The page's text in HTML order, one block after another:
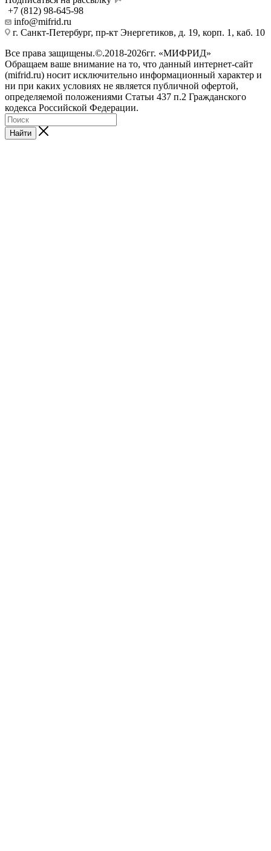
+7 (812) 98-645-98
info@mifrid.ru
г. Санкт-Петербург, пр-кт Энергетиков, д. 19, корп. 1, каб. 10
Все права защищены.©.2018-2026гг. «МИФРИД»
Обращаем ваше внимание на то, что данный интернет-сайт
(mifrid.ru) носит исключительно информационный характер и
ни при каких условиях не является публичной офертой,
определяемой положениями Статьи 437 п.2 Гражданского
кодекса Российской Федерации.
Найти